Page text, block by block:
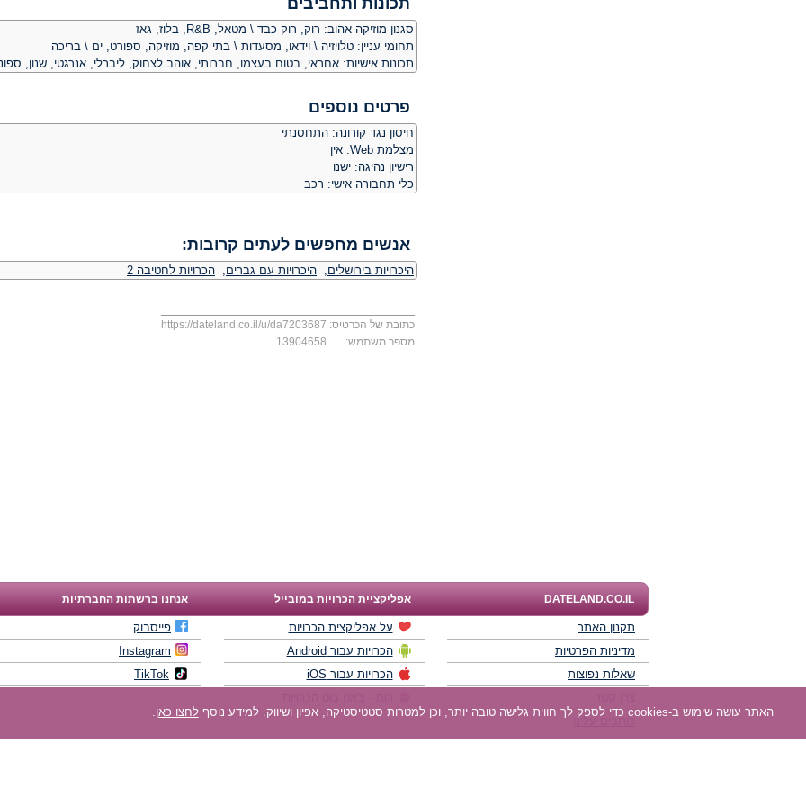
תכונות ותחביבים
סגנון מוזיקה אהוב: רוק, רוק כבד \ מטאל, R&B, בלוז, גאז
תחומי עניין: טלויזיה \ וידאו, מסעדות \ בתי קפה, מוזיקה, ספורט, ים \ בריכה
תכונות אישיות: אחראי, בטוח בעצמו, חברותי, אוהב לצחוק, ליברלי, אנרגטי, שנון,
פרטים נוספים
חיסון נגד קורונה: התחסנתי
מצלמת Web: אין
רישיון נהיגה: ישנו
כלי תחבורה אישי: רכב
אנשים מחפשים לעתים קרובות:
היכרויות בירושלים, היכרויות עם גברים, הכרויות לחטיבה 2
כתובת של הכרטיס: https://dateland.co.il/u/da7203687
מספר משתמש:
13904658
DATELAND.CO.IL אפליקציית הכרויות במובייל אנחנו ברשתות החברתיות
תקנון האתר
מדיניות הפרטיות
שאלות נפוצות
כותבים עלינו
על אפליקצית הכרויות
הכרויות עבור Android
הכרויות עבור iOS
פייסבוק
Instagram
TikTok
האתר עושה שימוש ב-cookies כדי לספק לך חווית גלישה טובה יותר, וכן למטרות סטטיסטיקה, אפיון ושיווק. למידע נוסף לחצו כאן.